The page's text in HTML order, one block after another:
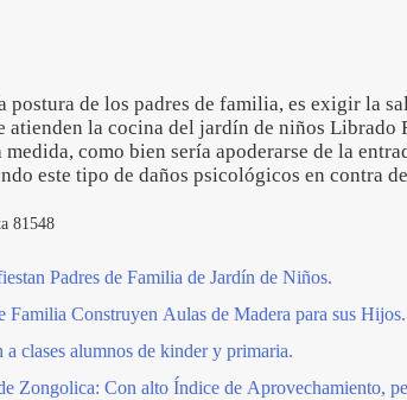
postura de los padres de familia, es exigir la
atienden la cocina del jardín de niños Librado
medida, como bien sería apoderarse de la
este tipo de daños psicológicos en contra
81548
Padres de Familia de Jardín de Niños.
Familia Construyen Aulas de Madera para sus Hijos.
a clases alumnos de kinder y primaria.
Zongolica: Con alto Índice de Aprovechamiento,